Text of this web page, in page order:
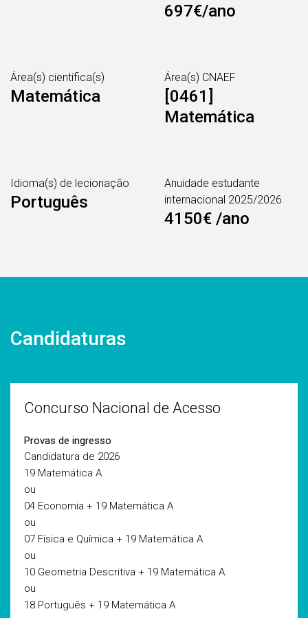
697€/ano
Área(s) científica(s)
Matemática
Área(s) CNAEF
[0461]
Matemática
Idioma(s) de lecionação
Português
Anuidade estudante
internacional 2025/2026
4150€ /ano
Candidaturas
Concurso Nacional de Acesso
Provas de ingresso
Candidatura de 2026
19 Matemática A
ou
04 Economia + 19 Matemática A
ou
07 Física e Química + 19 Matemática A
ou
10 Geometria Descritiva + 19 Matemática A
ou
18 Português + 19 Matemática A